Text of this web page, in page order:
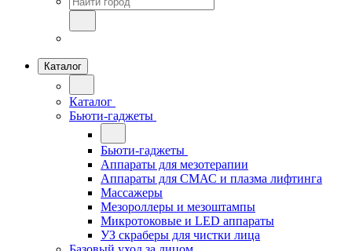
Каталог
Каталог
Бьюти-гаджеты
Бьюти-гаджеты
Аппараты для мезотерапии
Аппараты для СМАС и плазма лифтинга
Массажеры
Мезороллеры и мезоштампы
Микротоковые и LED аппараты
УЗ скраберы для чистки лица